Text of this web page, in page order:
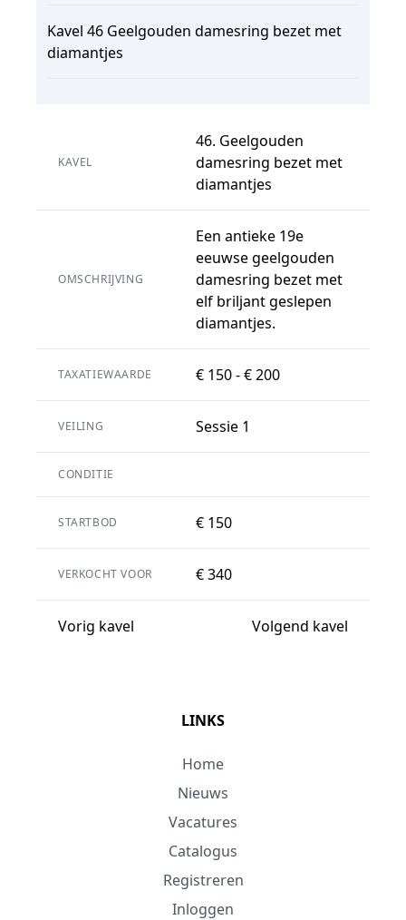
Kavel 46 Geelgouden damesring bezet met
diamantjes
KAVEL
46. Geelgouden
damesring bezet met
diamantjes
OMSCHRIJVING
Een antieke 19e
eeuwse geelgouden
damesring bezet met
elf briljant geslepen
diamantjes.
TAXATIEWAARDE € 150 - € 200
VEILING Sessie 1
CONDITIE
STARTBOD € 150
VERKOCHT VOOR € 340
Vorig kavel Volgend kavel
LINKS
Home
Nieuws
Vacatures
Catalogus
Registreren
Inloggen